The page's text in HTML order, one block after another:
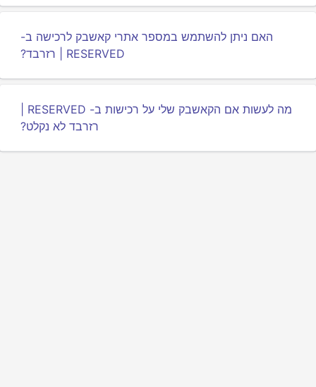
האם ניתן להשתמש במספר אתרי קאשבק לרכישה ב-
RESERVED | רזרבד?
רזרבד לא נקלט?